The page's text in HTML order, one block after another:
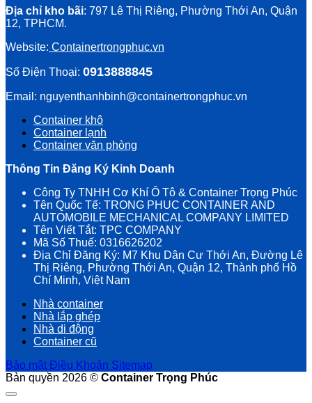
Địa chỉ kho bãi: 797 Lê Thị Riêng, Phường Thới An, Quận
12, TPHCM.
Website: Containertrongphuc.vn
Số Điện Thoại: 0913888845
Email: nguyenthanhbinh@containertrongphuc.vn
Container khô
Container lạnh
Container văn phòng
Thông Tin Đăng Ký Kinh Doanh
Công Ty TNHH Cơ Khí Ô Tô & Container Trọng Phúc
Tên Quốc Tế: TRONG PHUC CONTAINER AND
AUTOMOBILE MECHANICAL COMPANY LIMITED
Tên Viết Tắt: TPC COMPANY
Mã Số Thuế: 0316626202
Địa Chỉ Đăng Ký: M7 Khu Dân Cư Thới An, Đường Lê
Thị Riêng, Phường Thới An, Quận 12, Thành phố Hồ
Chí Minh, Việt Nam
Nhà container
Nhà lắp ghép
Nhà di động
Container cũ
Bảo mật Điều Khoản Sitemap
Bản quyền 2026 © Container Trọng Phúc